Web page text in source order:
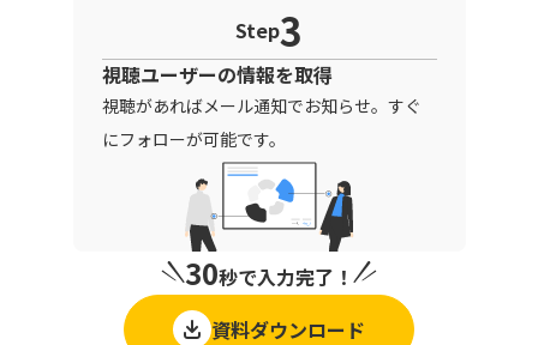
Step3
視聴ユーザーの情報を取得
視聴があればメール通知でお知らせ。すぐ
にフォローが可能です。
30秒で入力完了！
資料ダウンロード